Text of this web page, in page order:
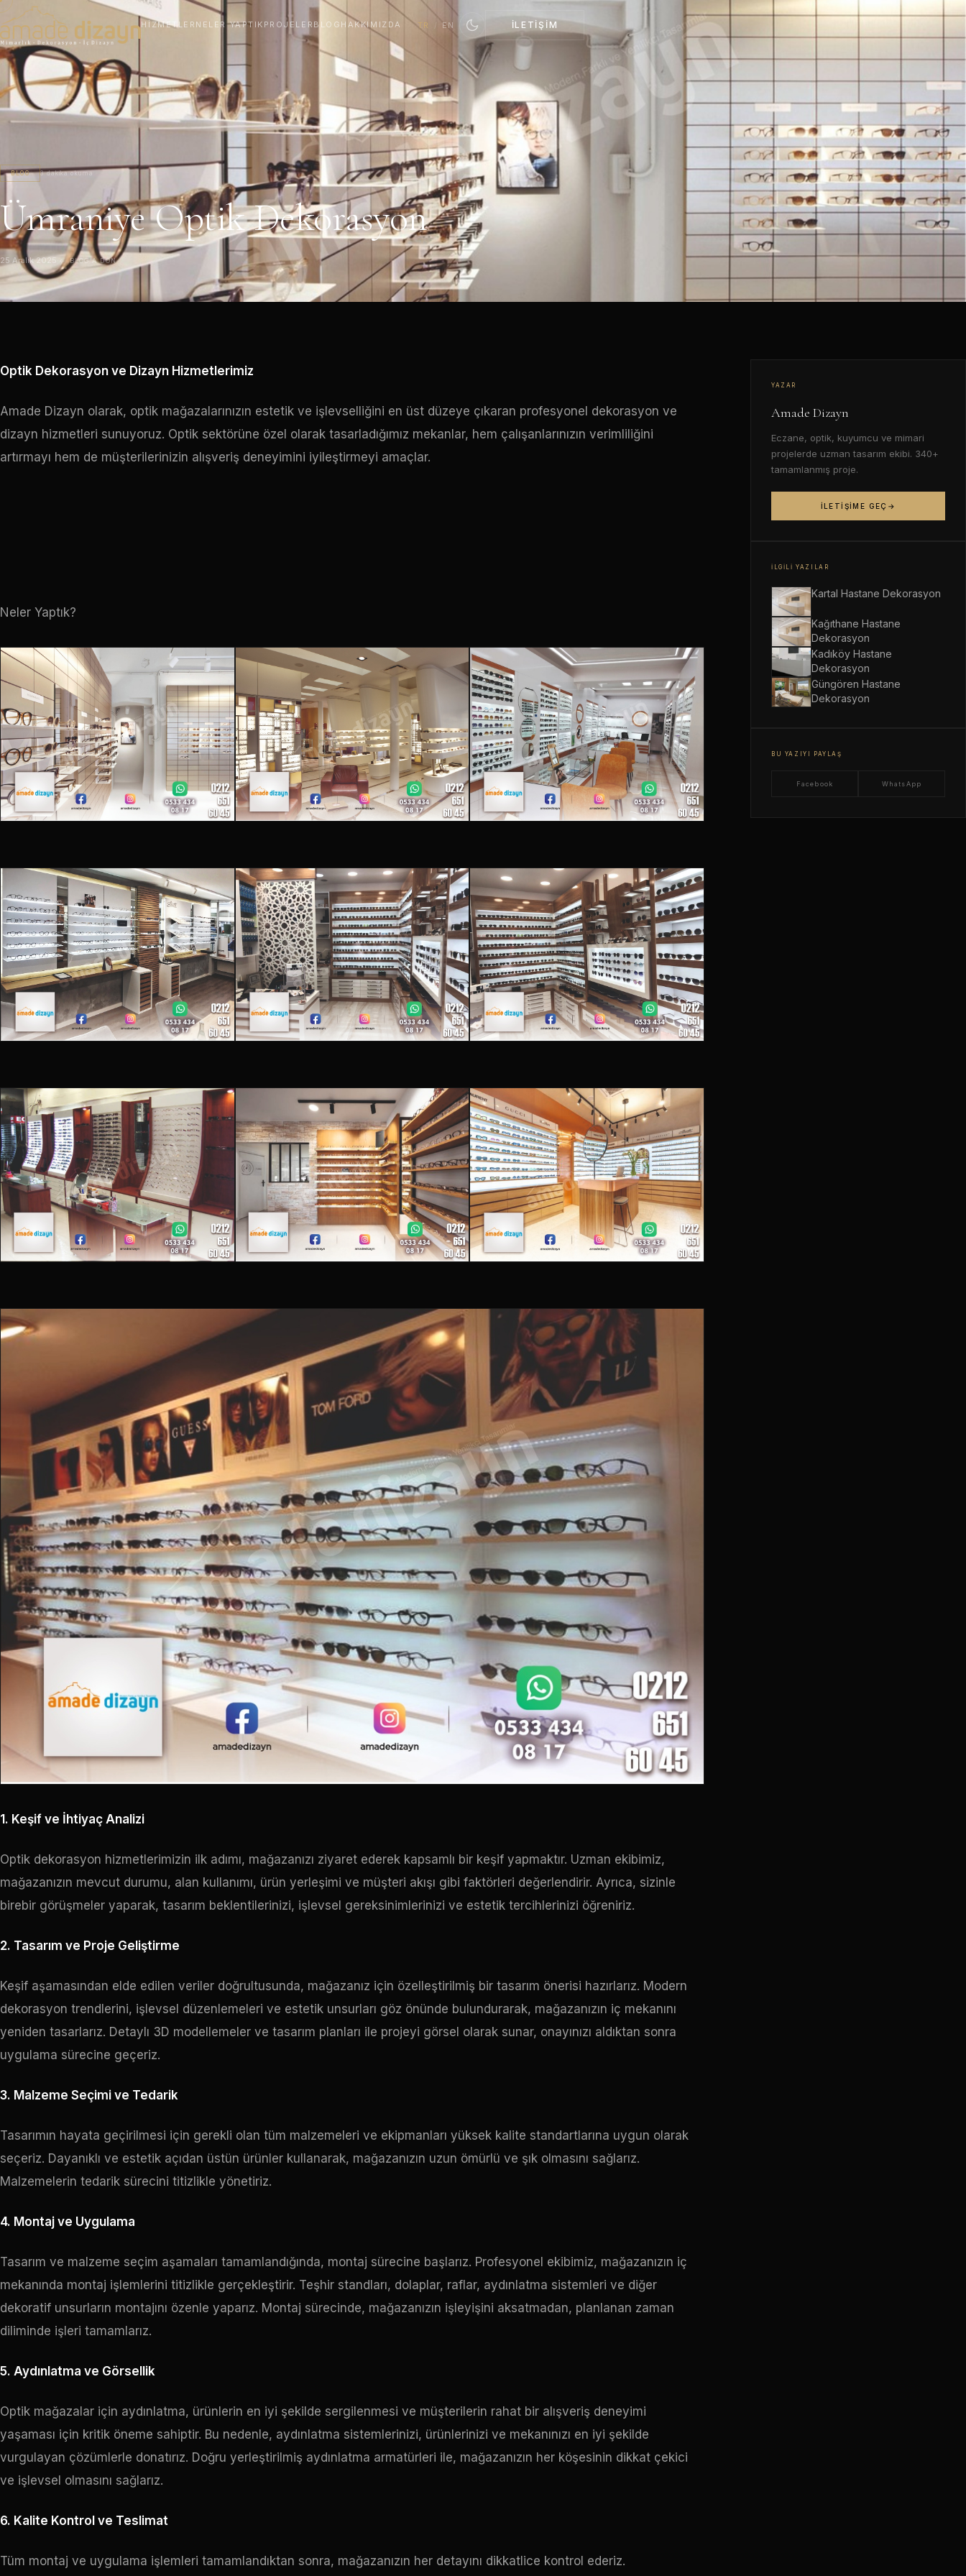
HIZMETLER NELER YAPTIK PROJELER BLOG HAKKIMIZDA TR / EN İLETIŞIM
BLOG 3 dakika okuma
Ümraniye Optik Dekorasyon
25 Aralık 2025 ← BLOG'A DÖN
Optik Dekorasyon ve Dizayn Hizmetlerimiz
Amade Dizayn olarak, optik mağazalarınızın estetik ve işlevselliğini en üst düzeye çıkaran profesyonel dekorasyon ve
dizayn hizmetleri sunuyoruz. Optik sektörüne özel olarak tasarladığımız mekanlar, hem çalışanlarınızın verimliliğini
artırmayı hem de müşterilerinizin alışveriş deneyimini iyileştirmeyi amaçlar.
Neler Yaptık?
1. Keşif ve İhtiyaç Analizi
Optik dekorasyon hizmetlerimizin ilk adımı, mağazanızı ziyaret ederek kapsamlı bir keşif yapmaktır. Uzman ekibimiz,
mağazanızın mevcut durumu, alan kullanımı, ürün yerleşimi ve müşteri akışı gibi faktörleri değerlendirir. Ayrıca, sizinle
birebir görüşmeler yaparak, tasarım beklentilerinizi, işlevsel gereksinimlerinizi ve estetik tercihlerinizi öğreniriz.
2. Tasarım ve Proje Geliştirme
Keşif aşamasından elde edilen veriler doğrultusunda, mağazanız için özelleştirilmiş bir tasarım önerisi hazırlarız. Modern
dekorasyon trendlerini, işlevsel düzenlemeleri ve estetik unsurları göz önünde bulundurarak, mağazanızın iç mekanını
yeniden tasarlarız. Detaylı 3D modellemeler ve tasarım planları ile projeyi görsel olarak sunar, onayınızı aldıktan sonra
uygulama sürecine geçeriz.
3. Malzeme Seçimi ve Tedarik
Tasarımın hayata geçirilmesi için gerekli olan tüm malzemeleri ve ekipmanları yüksek kalite standartlarına uygun olarak
seçeriz. Dayanıklı ve estetik açıdan üstün ürünler kullanarak, mağazanızın uzun ömürlü ve şık olmasını sağlarız.
Malzemelerin tedarik sürecini titizlikle yönetiriz.
4. Montaj ve Uygulama
Tasarım ve malzeme seçim aşamaları tamamlandığında, montaj sürecine başlarız. Profesyonel ekibimiz, mağazanızın iç
mekanında montaj işlemlerini titizlikle gerçekleştirir. Teşhir standları, dolaplar, raflar, aydınlatma sistemleri ve diğer
dekoratif unsurların montajını özenle yaparız. Montaj sürecinde, mağazanızın işleyişini aksatmadan, planlanan zaman
diliminde işleri tamamlarız.
5. Aydınlatma ve Görsellik
Optik mağazalar için aydınlatma, ürünlerin en iyi şekilde sergilenmesi ve müşterilerin rahat bir alışveriş deneyimi
yaşaması için kritik öneme sahiptir. Bu nedenle, aydınlatma sistemlerinizi, ürünlerinizi ve mekanınızı en iyi şekilde
vurgulayan çözümlerle donatırız. Doğru yerleştirilmiş aydınlatma armatürleri ile, mağazanızın her köşesinin dikkat çekici
ve işlevsel olmasını sağlarız.
6. Kalite Kontrol ve Teslimat
Tüm montaj ve uygulama işlemleri tamamlandıktan sonra, mağazanızın her detayını dikkatlice kontrol ederiz.
YAZAR
Amade Dizayn
Eczane, optik, kuyumcu ve mimari
projelerde uzman tasarım ekibi. 340+
tamamlanmış proje.
İLETIŞIME GEÇ
İLGILI YAZILAR
Kartal Hastane Dekorasyon
Kağıthane Hastane
Dekorasyon
Kadıköy Hastane
Dekorasyon
Güngören Hastane
Dekorasyon
BU YAZIYI PAYLAŞ
Facebook WhatsApp